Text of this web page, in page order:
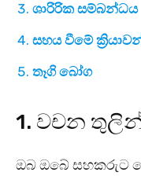
ශාරිරික සම්බන්ධය
සහය වීමේ
තෑගි බෝග
1. වචන
ඔබ ඔබේ සහකරුට